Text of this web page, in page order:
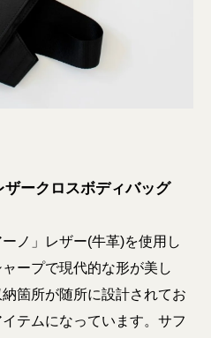
ークロスボディバッグ
ノ」レザー(牛革)を使用し
ープで現代的な形が美し
箇所が随所に設計されてお
テムになっています。サフ